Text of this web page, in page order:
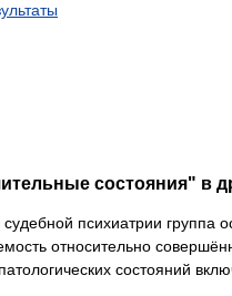
состояния" в
психиатрии группа
относительно
состояний